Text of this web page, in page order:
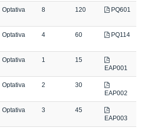
Optativa 8 120 PQ601
Optativa 4 60 PQ114
Optativa 1
15
EAP001
Optativa 2
30
EAP002
Optativa 3
45
EAP003